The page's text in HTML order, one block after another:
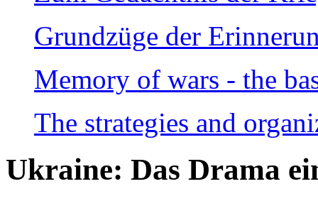
Grundzüge der
Memory of wars - the
The strategies and
Ukraine: Das Drama